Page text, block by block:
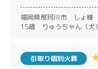
福岡県那珂川市 しょ様
15歳 りゅうちゃん（犬）
引取り個別火葬